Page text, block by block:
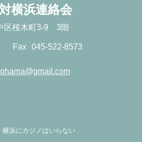
横浜連絡会
区桜木町3-9 3階
Fax 045-522-8573
横浜にカジノはいらない